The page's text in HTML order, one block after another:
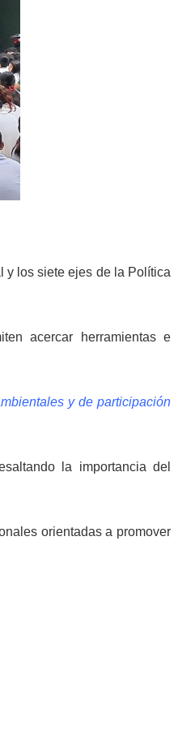
y los siete ejes de la Política
acercar herramientas e
y de participación
la importancia del
orientadas a promover